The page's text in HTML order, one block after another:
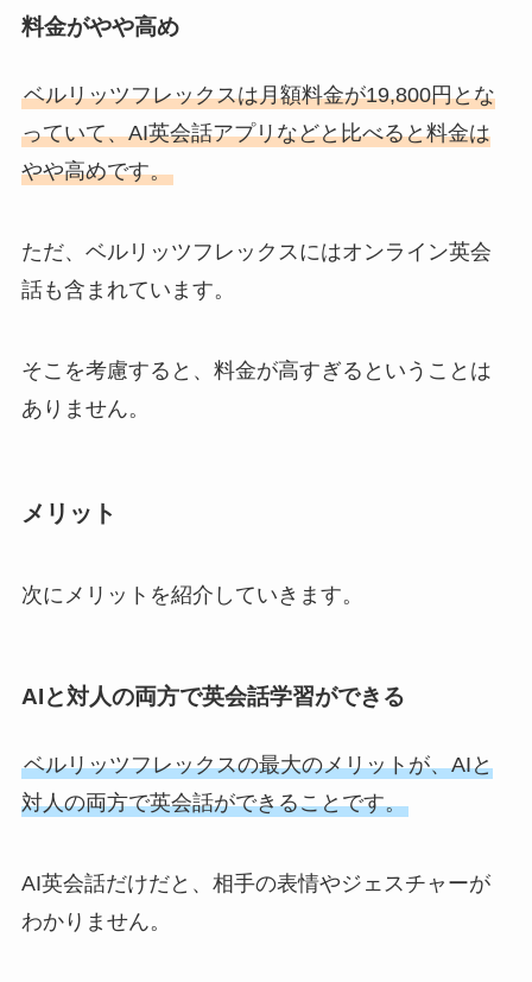
料金がやや高め
ベルリッツフレックスは月額料金が19,800円とな
っていて、AI英会話アプリなどと比べると料金は
やや高めです。
ただ、ベルリッツフレックスにはオンライン英会
話も含まれています。
そこを考慮すると、料金が高すぎるということは
ありません。
メリット
次にメリットを紹介していきます。
AIと対人の両方で英会話学習ができる
ベルリッツフレックスの最大のメリットが、AIと
対人の両方で英会話ができることです。
AI英会話だけだと、相手の表情やジェスチャーが
わかりません。